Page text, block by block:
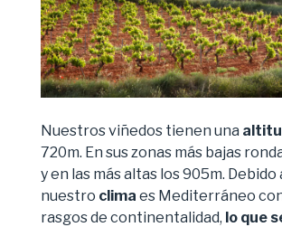
Nuestros viñedos tienen una
720m. En sus zonas más bajas
y en las más altas los 905m. Debido
nuestro clima es Mediterráneo
rasgos de continentalidad, lo que